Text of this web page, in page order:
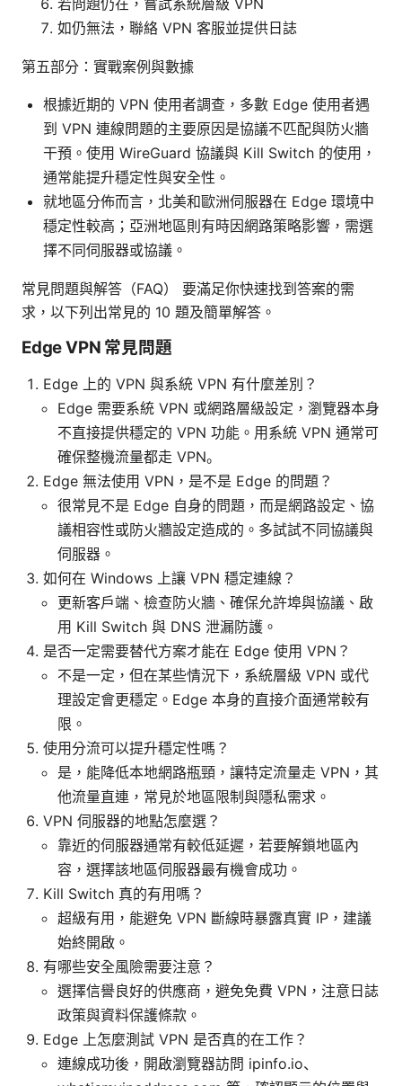
如仍無法，聯絡 VPN 客服並提供日誌
第五部分：實戰案例與數據
根據近期的 VPN 使用者調查，多數 Edge 使用者遇
到 VPN 連線問題的主要原因是協議不匹配與防火牆
干預。使用 WireGuard 協議與 Kill Switch 的使用，
通常能提升穩定性與安全性。
就地區分佈而言，北美和歐洲伺服器在 Edge 環境中
穩定性較高；亞洲地區則有時因網路策略影響，需選
擇不同伺服器或協議。
常見問題與解答（FAQ） 要滿足你快速找到答案的需
求，以下列出常見的 10 題及簡單解答。
Edge VPN 常見問題
Edge 上的 VPN 與系統 VPN 有什麼差別？
Edge 需要系統 VPN 或網路層級設定，瀏覽器本身
不直接提供穩定的 VPN 功能。用系統 VPN 通常可
確保整機流量都走 VPN。
Edge 無法使用 VPN，是不是 Edge 的問題？
很常見不是 Edge 自身的問題，而是網路設定、協
議相容性或防火牆設定造成的。多試試不同協議與
伺服器。
如何在 Windows 上讓 VPN 穩定連線？
更新客戶端、檢查防火牆、確保允許埠與協議、啟
用 Kill Switch 與 DNS 泄漏防護。
是否一定需要替代方案才能在 Edge 使用 VPN？
不是一定，但在某些情況下，系統層級 VPN 或代
理設定會更穩定。Edge 本身的直接介面通常較有
限。
使用分流可以提升穩定性嗎？
是，能降低本地網路瓶頸，讓特定流量走 VPN，其
他流量直連，常見於地區限制與隱私需求。
VPN 伺服器的地點怎麼選？
靠近的伺服器通常有較低延遲，若要解鎖地區內
容，選擇該地區伺服器最有機會成功。
Kill Switch 真的有用嗎？
超級有用，能避免 VPN 斷線時暴露真實 IP，建議
始終開啟。
有哪些安全風險需要注意？
選擇信譽良好的供應商，避免免費 VPN，注意日誌
政策與資料保護條款。
Edge 上怎麼測試 VPN 是否真的在工作？
連線成功後，開啟瀏覽器訪問 ipinfo.io、